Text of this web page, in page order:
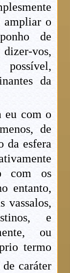
ampliar o
de
vos,
da
eu com o
de
da esfera
com os
entanto,
vassalos,
e
ou
termo
caráter